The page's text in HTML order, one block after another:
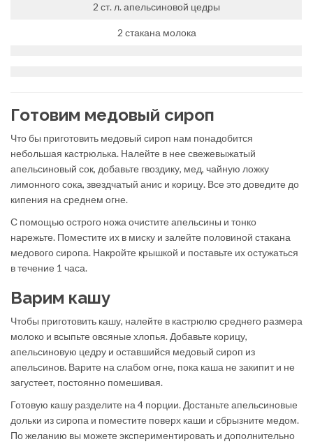
2 ст. л. апельсиновой цедры
2 стакана молока
Готовим медовый сироп
Что бы приготовить медовый сироп нам понадобится
небольшая кастрюлька. Налейте в нее свежевыжатый
апельсиновый сок, добавьте гвоздику, мед, чайную ложку
лимонного сока, звездчатый анис и корицу. Все это доведите до
кипения на среднем огне.
С помощью острого ножа очистите апельсины и тонко
нарежьте. Поместите их в миску и залейте половиной стакана
медового сиропа. Накройте крышкой и поставьте их остужаться
в течение 1 часа.
Варим кашу
Чтобы приготовить кашу, налейте в кастрюлю среднего размера
молоко и всыпьте овсяные хлопья. Добавьте корицу,
апельсиновую цедру и оставшийся медовый сироп из
апельсинов. Варите на слабом огне, пока каша не закипит и не
загустеет, постоянно помешивая.
Готовую кашу разделите на 4 порции. Достаньте апельсиновые
дольки из сиропа и поместите поверх каши и сбрызните медом.
По желанию вы можете экспериментировать и дополнительно